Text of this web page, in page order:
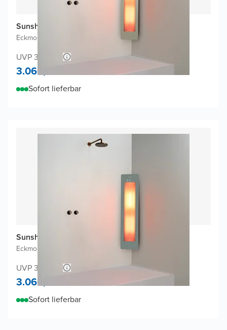
Sunshower One M Infrarot
Eckmontage Aufputz 3/4 Körper
UVP 3.172,02
3.060,-
Sofort lieferbar
Sunshower One M Infrarot
Eckmontage Aufputz Organic Grey|3/4 Körper
UVP 3.172,02
3.060,-
Sofort lieferbar